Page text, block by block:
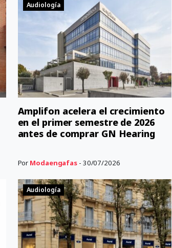
Audiología
Amplifon acelera el crecimiento
en el primer semestre de 2026
antes de comprar GN Hearing
Por Modaengafas - 30/07/2026
Audiología